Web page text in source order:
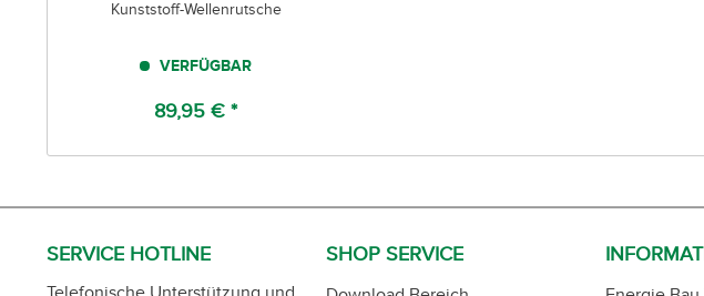
Kunststoff-Wellenrutsche
VERFÜGBAR
89,95 € *
SERVICE HOTLINE
Telefonische Unterstützung und
SHOP SERVICE